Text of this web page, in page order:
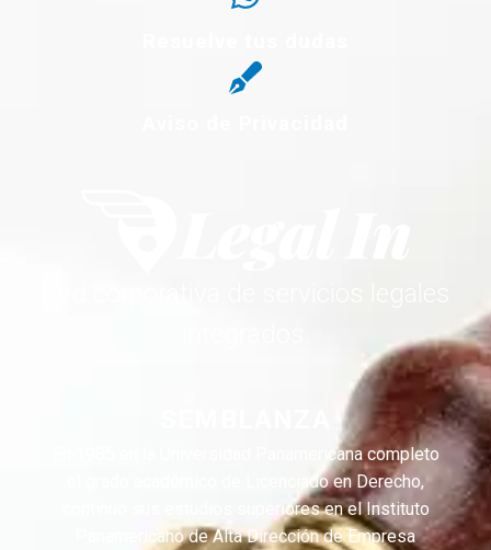
En 1985 en la Universidad Panamericana completo
el grado académico de Licenciado en Derecho,
continuo sus estudios superiores en el Instituto
Panamericano de Alta Dirección de Empresa